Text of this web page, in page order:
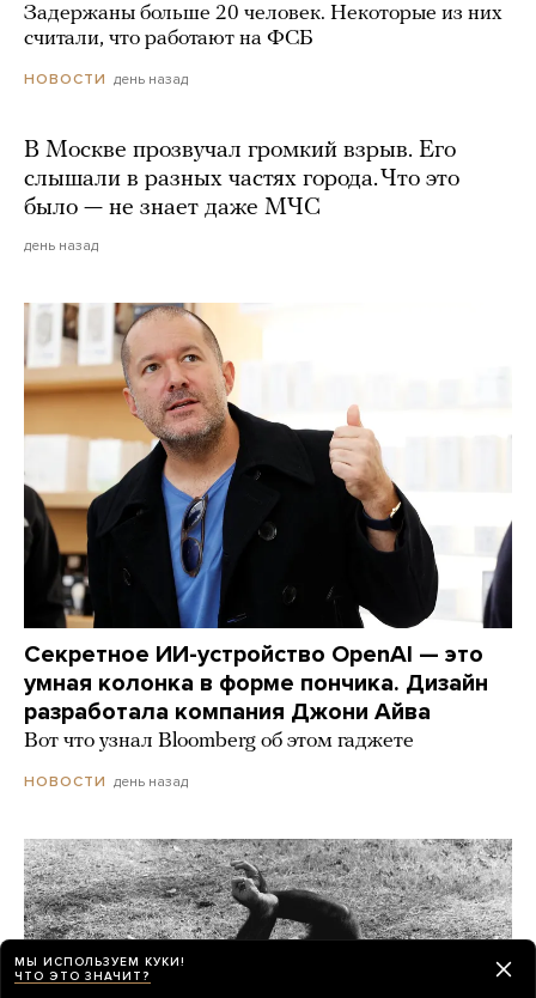
Задержаны больше 20 человек. Некоторые из них
считали, что работают на ФСБ
НОВОСТИ день назад
В Москве прозвучал громкий взрыв. Его
слышали в разных частях города. Что это
было — не знает даже МЧС
день назад
Секретное ИИ-устройство OpenAI — это
умная колонка в форме пончика. Дизайн
разработала компания Джони Айва
Вот что узнал Bloomberg об этом гаджете
НОВОСТИ день назад
МЫ ИСПОЛЬЗУЕМ КУКИ!
ЧТО ЭТО ЗНАЧИТ?